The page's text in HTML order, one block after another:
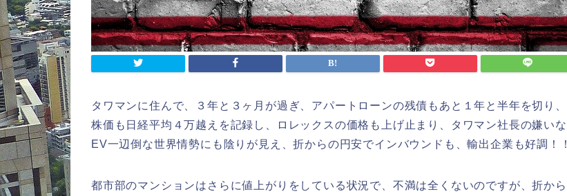
タワマンに住んで、３年と３ヶ月が過ぎ、アパートローンの残債もあと１年と半年を切り、
株価も日経平均４万越えを記録し、ロレックスの価格も上げ止まり、タワマン社長の嫌いな
EV一辺倒な世界情勢にも陰りが見え、折からの円安でインバウンドも、輸出企業も好調！！
都市部のマンションはさらに値上がりをしている状況で、不満は全くないのですが、折から